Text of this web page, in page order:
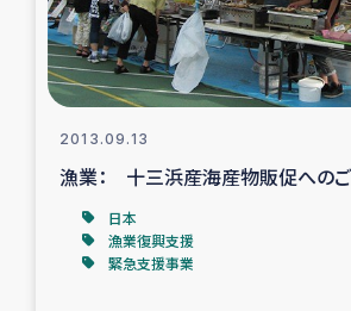
復興支援事業
民際教育事業
女性グループPIFWANITAによる
令和6年能登半島地震 緊
2013.09.13
漁業： 十三浜産海産物販促への
日本
漁業復興支援
緊急支援事業